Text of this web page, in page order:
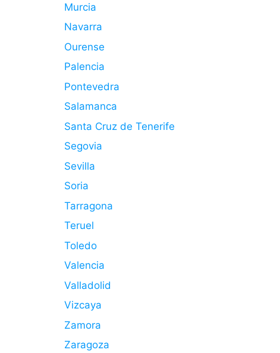
Murcia
Navarra
Ourense
Palencia
Pontevedra
Salamanca
Santa Cruz de Tenerife
Segovia
Sevilla
Soria
Tarragona
Teruel
Toledo
Valencia
Valladolid
Vizcaya
Zamora
Zaragoza